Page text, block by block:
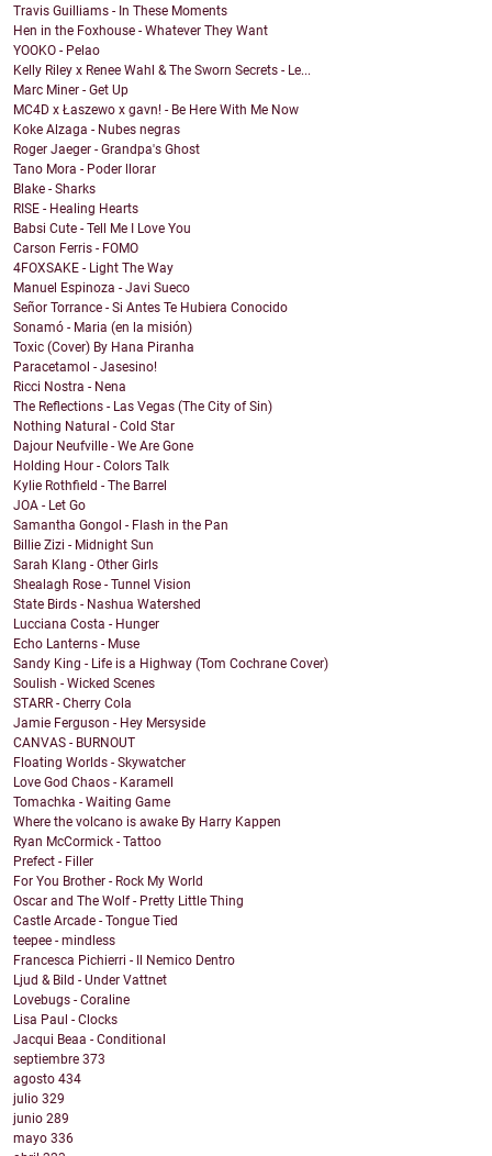
Travis Guilliams - In These Moments
Hen in the Foxhouse - Whatever They Want
YOOKO - Pelao
Kelly Riley x Renee Wahl & The Sworn Secrets - Le...
Marc Miner - Get Up
MC4D x Łaszewo x gavn! - Be Here With Me Now
Koke Alzaga - Nubes negras
Roger Jaeger - Grandpa's Ghost
Tano Mora - Poder llorar
Blake - Sharks
RISE - Healing Hearts
Babsi Cute - Tell Me I Love You
Carson Ferris - FOMO
4FOXSAKE - Light The Way
Manuel Espinoza - Javi Sueco
Señor Torrance - Si Antes Te Hubiera Conocido
Sonamó - Maria (en la misión)
Toxic (Cover) By Hana Piranha
Paracetamol - Jasesino!
Ricci Nostra - Nena
The Reflections - Las Vegas (The City of Sin)
Nothing Natural - Cold Star
Dajour Neufville - We Are Gone
Holding Hour - Colors Talk
Kylie Rothfield - The Barrel
JOA - Let Go
Samantha Gongol - Flash in the Pan
Billie Zizi - Midnight Sun
Sarah Klang - Other Girls
Shealagh Rose - Tunnel Vision
State Birds - Nashua Watershed
Lucciana Costa - Hunger
Echo Lanterns - Muse
Sandy King - Life is a Highway (Tom Cochrane Cover)
Soulish - Wicked Scenes
STARR - Cherry Cola
Jamie Ferguson - Hey Mersyside
CANVAS - BURNOUT
Floating Worlds - Skywatcher
Love God Chaos - Karamell
Tomachka - Waiting Game
Where the volcano is awake By Harry Kappen
Ryan McCormick - Tattoo
Prefect - Filler
For You Brother - Rock My World
Oscar and The Wolf - Pretty Little Thing
Castle Arcade - Tongue Tied
teepee - mindless
Francesca Pichierri - Il Nemico Dentro
Ljud & Bild - Under Vattnet
Lovebugs - Coraline
Lisa Paul - Clocks
Jacqui Beaa - Conditional
septiembre 373
agosto 434
julio 329
junio 289
mayo 336